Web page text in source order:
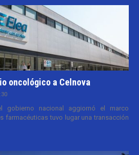
oncológico a Celnova
gobierno nacional aggiornó el marco
farmacéuticas tuvo lugar una transacción